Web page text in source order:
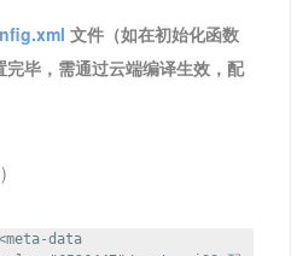
文件（如在初始化函数
毕，需通过云端编译生效，配
data